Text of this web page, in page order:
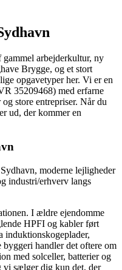
arbejderkultur, ny
Brygge, og et stort
opgavetyper her. Vi er en
35209468) med erfarne
store entrepriser. Når du
ud, der kommer en
moderne lejligheder
industri/erhverv langs
I ældre ejendomme
HPFI og kabler ført
induktionskogeplader,
byggeri handler det oftere om
med solceller, batterier og
sælger dig kun det, der